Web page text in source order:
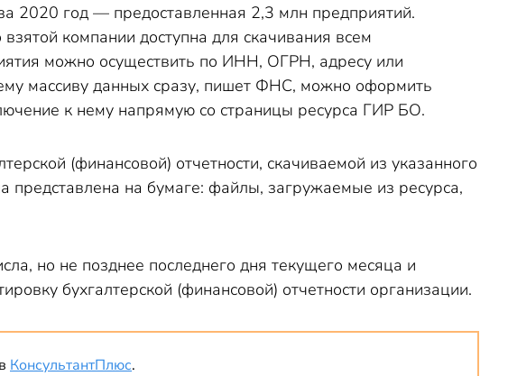
2020 год — предоставленная 2,3 млн предприятий.
компании доступна для скачивания всем
можно осуществить по ИНН, ОГРН, адресу или
массиву данных сразу, пишет ФНС, можно оформить
к нему напрямую со страницы ресурса ГИР БО.
(финансовой) отчетности, скачиваемой из указанного
представлена на бумаге: файлы, загружаемые из ресурса,
но не позднее последнего дня текущего месяца и
бухгалтерской (финансовой) отчетности организации.
КонсультантПлюс.